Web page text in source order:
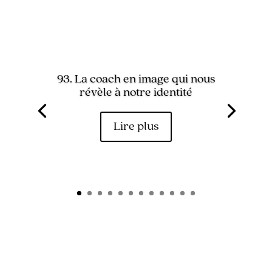
93. La coach en image qui nous
révèle à notre identité
Lire plus